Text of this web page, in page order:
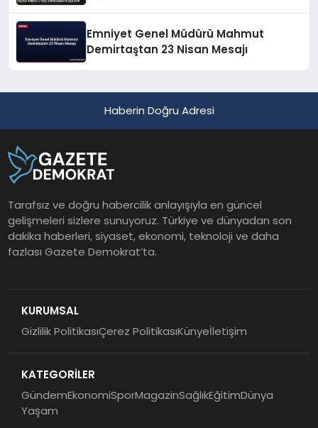
Emniyet Genel Müdürü Mahmut
Demirtaştan 23 Nisan Mesajı
Haberin Doğru Adresi
Tarafsız ve doğru habercilik anlayışıyla en güncel
gelişmeleri sizlere sunuyoruz. Türkiye ve dünyadan son
dakika haberleri, siyaset, ekonomi, teknoloji ve daha
fazlası Gazete Demokrat’ta.
KURUMSAL
Gizlilik PolitikasıÇerez PolitikasıKünyeİletişim
KATEGORİLER
GündemEkonomiSporMagazinSağlıkEğitimDünya
Yaşam